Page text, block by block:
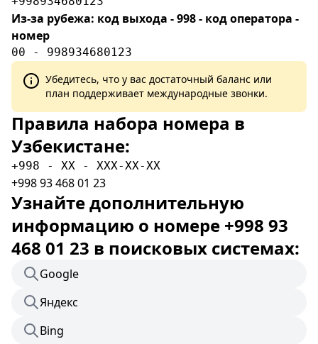
Из-за рубежа: код выхода - 998 - код оператора -
номер
00 - 998934680123
Убедитесь, что у вас достаточный баланс или
план поддерживает международные звонки.
Правила набора номера в
Узбекистане:
+998 - XX - XXX-XX-XX
+998 93 468 01 23
Узнайте дополнительную
информацию о номере +998 93
468 01 23 в поисковых системах:
Google
Яндекс
Bing